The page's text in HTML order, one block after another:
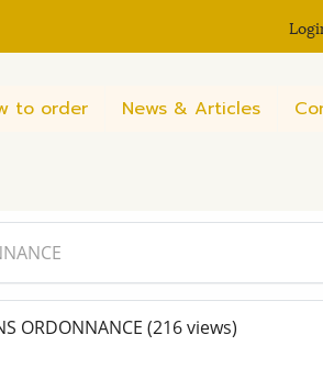
to order News & Articles
ORDONNANCE (216 views)